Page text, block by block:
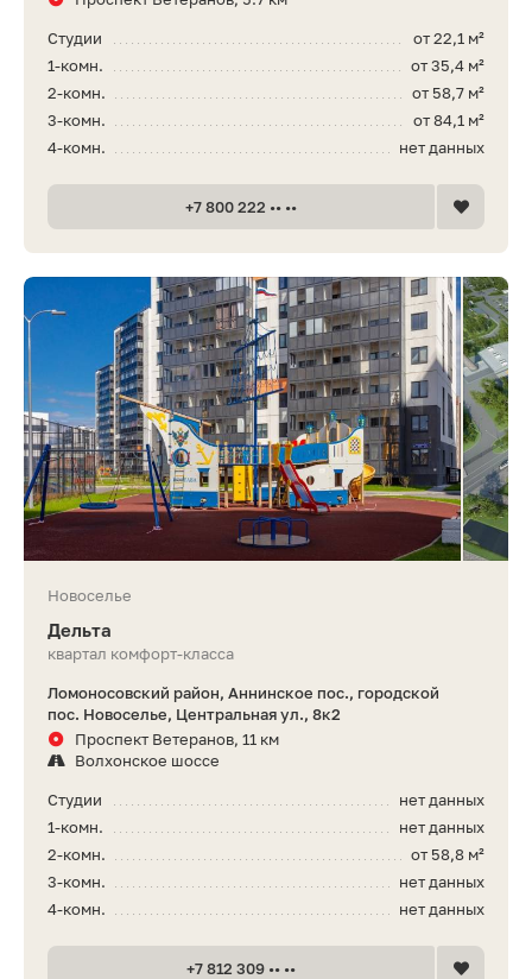
от 22,1 м²
Студии
от 35,4 м²
1-комн.
от 58,7 м²
2-комн.
от 84,1 м²
3-комн.
нет данных
4-комн.
+7 800 222 •• ••
Новоселье
Дельта
квартал комфорт-класса
Ломоносовский район, Аннинское пос., городской
пос. Новоселье, Центральная ул., 8к2
Проспект Ветеранов, 11 км
Волхонское шоссе
нет данных
Студии
нет данных
1-комн.
от 58,8 м²
2-комн.
нет данных
3-комн.
нет данных
4-комн.
+7 812 309 •• ••